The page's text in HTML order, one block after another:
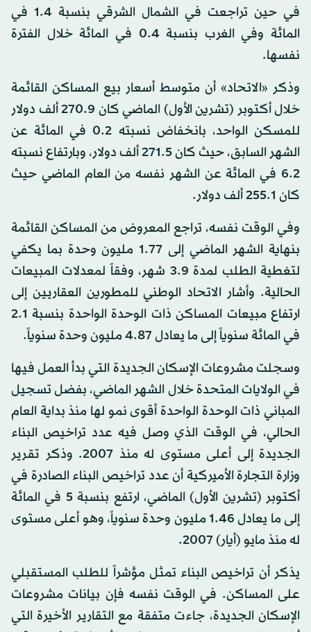
في حين تراجعت في الشمال الشرقي بنسبة 1.4 في
المائة وفي الغرب بنسبة 0.4 في المائة خلال الفترة
نفسها.
وذكر «الاتحاد» أن متوسط أسعار بيع المساكن القائمة
خلال أكتوبر (تشرين الأول) الماضي كان 270.9 ألف دولار
للمسكن الواحد، بانخفاض نسبته 0.2 في المائة عن
الشهر السابق، حيث كان 271.5 ألف دولار، وبارتفاع نسبته
6.2 في المائة عن الشهر نفسه من العام الماضي حيث
كان 255.1 ألف دولار.
وفي الوقت نفسه، تراجع المعروض من المساكن القائمة
بنهاية الشهر الماضي إلى 1.77 مليون وحدة بما يكفي
لتغطية الطلب لمدة 3.9 شهر، وفقاً لمعدلات المبيعات
الحالية. وأشار الاتحاد الوطني للمطورين العقاريين إلى
ارتفاع مبيعات المساكن ذات الوحدة الواحدة بنسبة 2.1
في المائة سنوياً إلى ما يعادل 4.87 مليون وحدة سنوياً.
وسجلت مشروعات الإسكان الجديدة التي بدأ العمل فيها
في الولايات المتحدة خلال الشهر الماضي، بفضل تسجيل
المباني ذات الوحدة الواحدة أقوى نمو لها منذ بداية العام
الحالي، في الوقت الذي وصل فيه عدد تراخيص البناء
الجديدة إلى أعلى مستوى له منذ 2007. وذكر تقرير
وزارة التجارة الأميركية أن عدد تراخيص البناء الصادرة في
أكتوبر (تشرين الأول) الماضي، ارتفع بنسبة 5 في المائة
إلى ما يعادل 1.46 مليون وحدة سنوياً، وهو أعلى مستوى
له منذ مايو (أيار) 2007.
يذكر أن تراخيص البناء تمثل مؤشراً للطلب المستقبلي
على المساكن. في الوقت نفسه فإن بيانات مشروعات
الإسكان الجديدة، جاءت متفقة مع التقارير الأخيرة التي